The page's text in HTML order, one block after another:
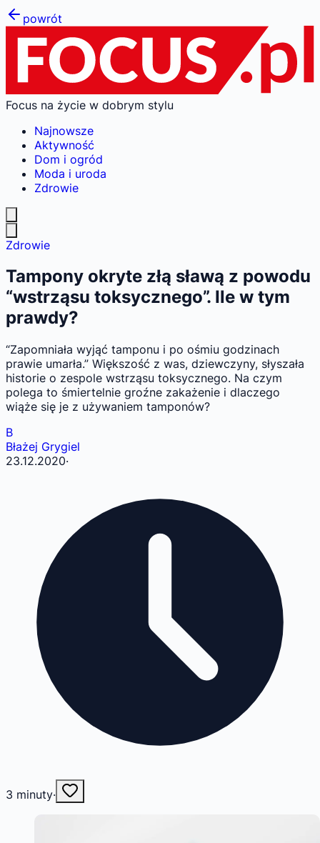
powrót
Focus na życie w dobrym stylu
Najnowsze
Aktywność
Dom i ogród
Moda i uroda
Zdrowie
Zdrowie
Tampony okryte złą sławą z powodu
“wstrząsu toksycznego”. Ile w tym
prawdy?
“Zapomniała wyjąć tamponu i po ośmiu godzinach
prawie umarła.” Większość z was, dziewczyny, słyszała
historie o zespole wstrząsu toksycznego. Na czym
polega to śmiertelnie groźne zakażenie i dlaczego
wiąże się je z używaniem tamponów?
B
Błażej Grygiel
23.12.2020·
3 minuty·